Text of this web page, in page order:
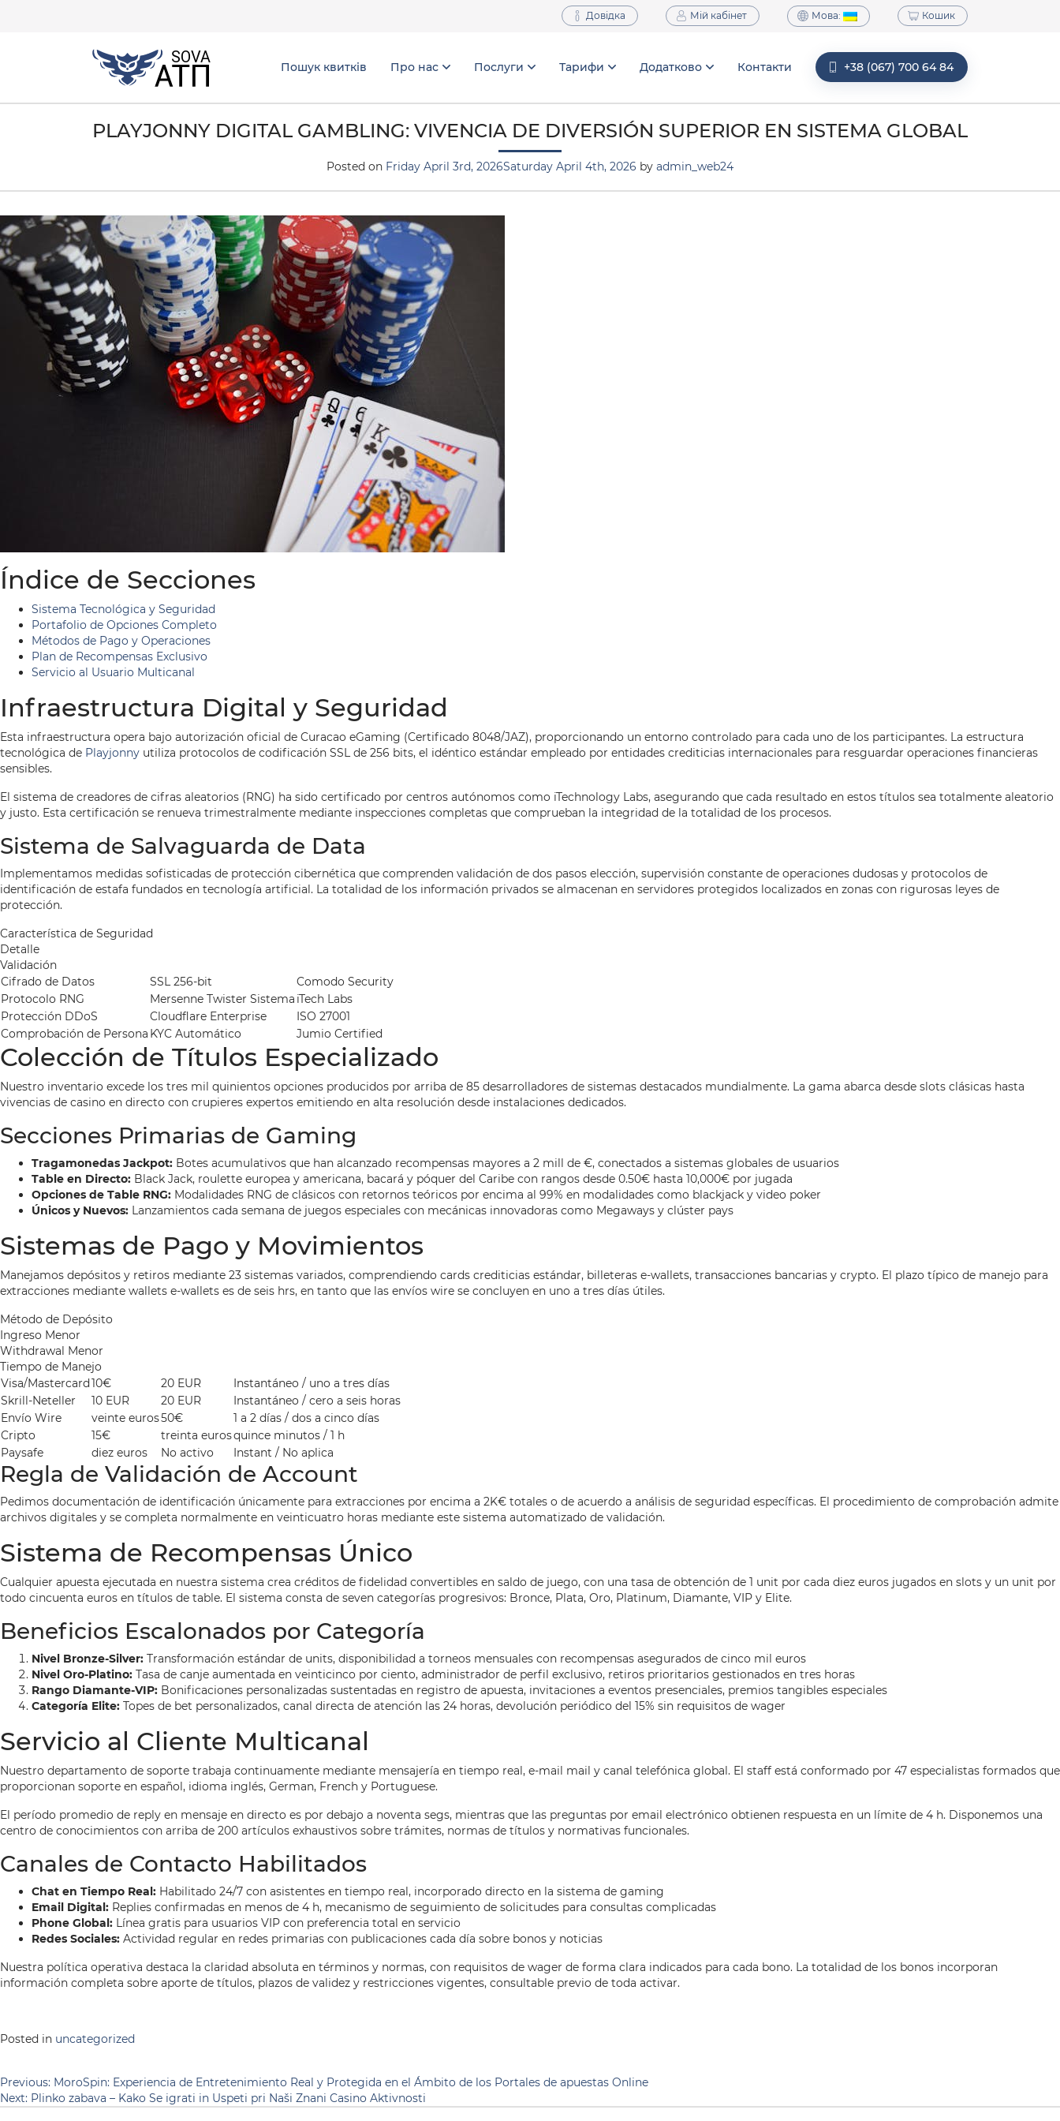
Довідка Мій кабінет Мова: Кошик
Пошук квитків Про нас Послуги Тарифи Додатково Контакти +38 (067) 700 64 84
PLAYJONNY DIGITAL GAMBLING: VIVENCIA DE DIVERSIÓN SUPERIOR EN SISTEMA GLOBAL
Posted on Friday April 3rd, 2026Saturday April 4th, 2026 by admin_web24
Índice de Secciones
Sistema Tecnológica y Seguridad
Portafolio de Opciones Completo
Métodos de Pago y Operaciones
Plan de Recompensas Exclusivo
Servicio al Usuario Multicanal
Infraestructura Digital y Seguridad
Esta infraestructura opera bajo autorización oficial de Curacao eGaming (Certificado 8048/JAZ), proporcionando un entorno controlado para cada uno de los participantes. La estructura
tecnológica de Playjonny utiliza protocolos de codificación SSL de 256 bits, el idéntico estándar empleado por entidades crediticias internacionales para resguardar operaciones financieras
sensibles.
El sistema de creadores de cifras aleatorios (RNG) ha sido certificado por centros autónomos como iTechnology Labs, asegurando que cada resultado en estos títulos sea totalmente aleatorio
y justo. Esta certificación se renueva trimestralmente mediante inspecciones completas que comprueban la integridad de la totalidad de los procesos.
Sistema de Salvaguarda de Data
Implementamos medidas sofisticadas de protección cibernética que comprenden validación de dos pasos elección, supervisión constante de operaciones dudosas y protocolos de
identificación de estafa fundados en tecnología artificial. La totalidad de los información privados se almacenan en servidores protegidos localizados en zonas con rigurosas leyes de
protección.
Característica de Seguridad
Detalle
Validación
Cifrado de Datos
SSL 256-bit
Comodo Security
Protocolo RNG
Mersenne Twister Sistema iTech Labs
Protección DDoS
Cloudflare Enterprise
ISO 27001
Comprobación de Persona KYC Automático Jumio Certified
Colección de Títulos Especializado
Nuestro inventario excede los tres mil quinientos opciones producidos por arriba de 85 desarrolladores de sistemas destacados mundialmente. La gama abarca desde slots clásicas hasta
vivencias de casino en directo con crupieres expertos emitiendo en alta resolución desde instalaciones dedicados.
Secciones Primarias de Gaming
Tragamonedas Jackpot: Botes acumulativos que han alcanzado recompensas mayores a 2 mill de €, conectados a sistemas globales de usuarios
Table en Directo: Black Jack, roulette europea y americana, bacará y póquer del Caribe con rangos desde 0.50€ hasta 10,000€ por jugada
Opciones de Table RNG: Modalidades RNG de clásicos con retornos teóricos por encima al 99% en modalidades como blackjack y video poker
Únicos y Nuevos: Lanzamientos cada semana de juegos especiales con mecánicas innovadoras como Megaways y clúster pays
Sistemas de Pago y Movimientos
Manejamos depósitos y retiros mediante 23 sistemas variados, comprendiendo cards crediticias estándar, billeteras e-wallets, transacciones bancarias y crypto. El plazo típico de manejo para
extracciones mediante wallets e-wallets es de seis hrs, en tanto que las envíos wire se concluyen en uno a tres días útiles.
Método de Depósito
Ingreso Menor
Withdrawal Menor
Tiempo de Manejo
Visa/Mastercard10€ 20 EUR
Instantáneo / uno a tres días
Skrill-Neteller
10 EUR 20 EUR
Instantáneo / cero a seis horas
Envío Wire
veinte euros50€
1 a 2 días / dos a cinco días
Cripto
15€ treinta eurosquince minutos / 1 h
Paysafe
diez euros No activo Instant / No aplica
Regla de Validación de Account
Pedimos documentación de identificación únicamente para extracciones por encima a 2K€ totales o de acuerdo a análisis de seguridad específicas. El procedimiento de comprobación admite
archivos digitales y se completa normalmente en veinticuatro horas mediante este sistema automatizado de validación.
Sistema de Recompensas Único
Cualquier apuesta ejecutada en nuestra sistema crea créditos de fidelidad convertibles en saldo de juego, con una tasa de obtención de 1 unit por cada diez euros jugados en slots y un unit por
todo cincuenta euros en títulos de table. El sistema consta de seven categorías progresivos: Bronce, Plata, Oro, Platinum, Diamante, VIP y Elite.
Beneficios Escalonados por Categoría
Nivel Bronze-Silver: Transformación estándar de units, disponibilidad a torneos mensuales con recompensas asegurados de cinco mil euros
Nivel Oro-Platino: Tasa de canje aumentada en veinticinco por ciento, administrador de perfil exclusivo, retiros prioritarios gestionados en tres horas
Rango Diamante-VIP: Bonificaciones personalizadas sustentadas en registro de apuesta, invitaciones a eventos presenciales, premios tangibles especiales
Categoría Elite: Topes de bet personalizados, canal directa de atención las 24 horas, devolución periódico del 15% sin requisitos de wager
Servicio al Cliente Multicanal
Nuestro departamento de soporte trabaja continuamente mediante mensajería en tiempo real, e-mail mail y canal telefónica global. El staff está conformado por 47 especialistas formados que
proporcionan soporte en español, idioma inglés, German, French y Portuguese.
El período promedio de reply en mensaje en directo es por debajo a noventa segs, mientras que las preguntas por email electrónico obtienen respuesta en un límite de 4 h. Disponemos una
centro de conocimientos con arriba de 200 artículos exhaustivos sobre trámites, normas de títulos y normativas funcionales.
Canales de Contacto Habilitados
Chat en Tiempo Real: Habilitado 24/7 con asistentes en tiempo real, incorporado directo en la sistema de gaming
Email Digital: Replies confirmadas en menos de 4 h, mecanismo de seguimiento de solicitudes para consultas complicadas
Phone Global: Línea gratis para usuarios VIP con preferencia total en servicio
Redes Sociales: Actividad regular en redes primarias con publicaciones cada día sobre bonos y noticias
Nuestra política operativa destaca la claridad absoluta en términos y normas, con requisitos de wager de forma clara indicados para cada bono. La totalidad de los bonos incorporan
información completa sobre aporte de títulos, plazos de validez y restricciones vigentes, consultable previo de toda activar.
Posted in uncategorized
Навігація
Previous: MoroSpin: Experiencia de Entretenimiento Real y Protegida en el Ámbito de los Portales de apuestas Online
Next: Plinko zabava – Kako Se igrati in Uspeti pri Naši Znani Casino Aktivnosti